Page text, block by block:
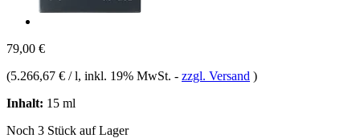
79,00 €
(5.266,67 € / l, inkl. 19% MwSt. - zzgl. Versand )
Inhalt: 15 ml
Noch 3 Stück auf Lager